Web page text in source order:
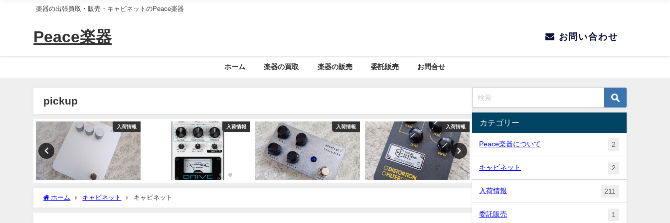
楽器の出張買取・販売・キャビネットのPeace楽器
Peace楽器 お問い合わせ
ホーム 楽器の買取 楽器の販売 委託販売 お問合せ
pickup
入荷情報 入荷情報 入荷情報 入荷情報
ホーム キャビネット キャビネット
カテゴリー
Peace楽器について 2
キャビネット 2
入荷情報 211
委託販売 1